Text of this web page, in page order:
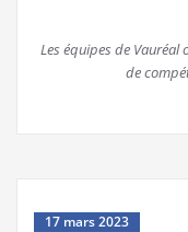
Les équipes de Vauréal
de
17 mars 2023